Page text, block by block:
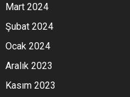
Mart 2024
Şubat 2024
Ocak 2024
Aralık 2023
Kasım 2023